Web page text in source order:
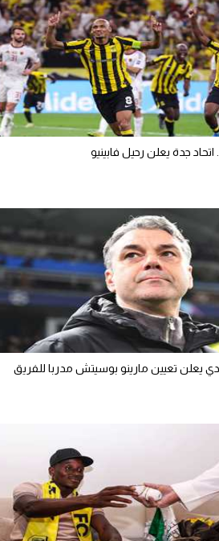
يعلن تعيين مارينو بوسيتش مدربا للفريق